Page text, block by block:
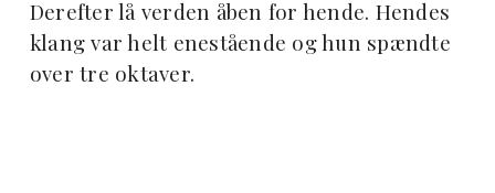
Derefter lå verden åben for hende. Hendes
klang var helt enestående og hun spændte
over tre oktaver.